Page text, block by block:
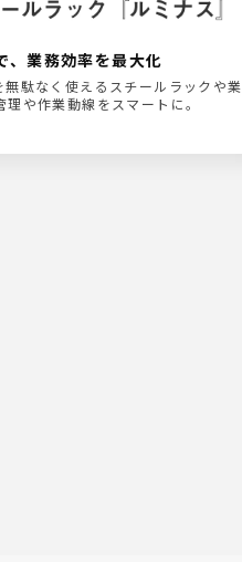
、業務効率を最大化
無駄なく使えるスチールラックや業
や作業動線をスマートに。